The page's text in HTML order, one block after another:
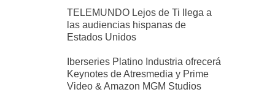
TELEMUNDO Lejos de Ti llega a
las audiencias hispanas de
Estados Unidos
Iberseries Platino Industria ofrecerá
Keynotes de Atresmedia y Prime
Video & Amazon MGM Studios